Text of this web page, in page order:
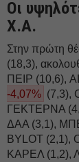
Οι
Χ.Α.
Στην πρώτη
(18,3),
ΠΕΙΡ (10,6),
-4,07% (7,3),
ΓΕΚΤΕΡΝΑ
ΔΑΑ (3,1),
BYLOT (2,1),
ΚΑΡΕΛ (1,2),